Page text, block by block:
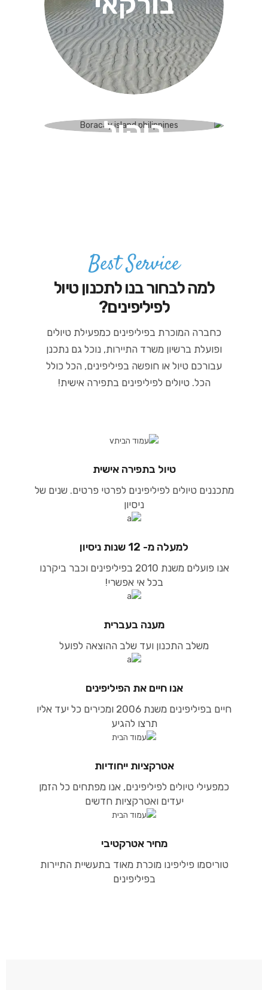
בוהול
Best Service
למה לבחור בנו לתכנון טיול
לפיליפינים?
כחברה המוכרת בפיליפינים כמפעילת טיולים
ופועלת ברשיון משרד התיירות, נוכל גם נתכנן
עבורכם טיול או חופשה בפיליפינים, הכל כולל
הכל. טיולים לפיליפינים בתפירה אישית!
טיול בתפירה אישית
מתכננים טיולים לפיליפינים לפרטי פרטים. שנים של
ניסיון
למעלה מ- 12 שנות ניסיון
אנו פועלים משנת 2010 בפיליפינים וכבר ביקרנו
בכל אי אפשרי!
מענה בעברית
משלב התכנון ועד שלב ההוצאה לפועל
אנו חיים את הפיליפינים
חיים בפיליפינים משנת 2006 ומכירים כל יעד אליו
תרצו להגיע
אטרקציות ייחודיות
כמפעילי טיולים לפיליפינים, אנו מפתחים כל הזמן
יעדים ואטרקציות חדשים
מחיר אטרקטיבי
טוריסמו פיליפינו מוכרת מאוד בתעשיית התיירות
בפיליפינים